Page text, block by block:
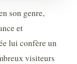
son genre,
et
lui confère un
visiteurs